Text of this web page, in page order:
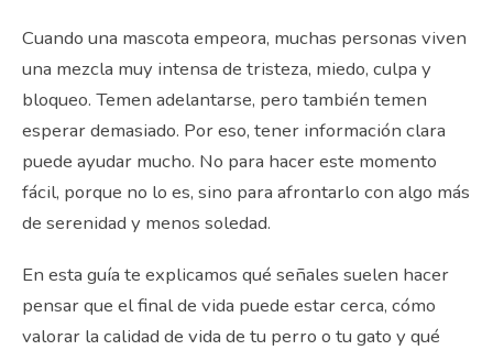
Cuando una mascota empeora, muchas personas viven
una mezcla muy intensa de tristeza, miedo, culpa y
bloqueo. Temen adelantarse, pero también temen
esperar demasiado. Por eso, tener información clara
puede ayudar mucho. No para hacer este momento
fácil, porque no lo es, sino para afrontarlo con algo más
de serenidad y menos soledad.
En esta guía te explicamos qué señales suelen hacer
pensar que el final de vida puede estar cerca, cómo
valorar la calidad de vida de tu perro o tu gato y qué